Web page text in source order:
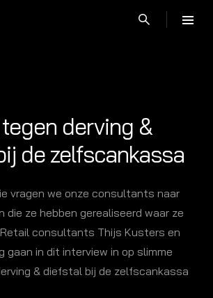
derving &
de zelfscankassa
vragen we onze consultants naar
die ze hebben gerealiseerd waar ze
consultants Thijs Kusters en
gaan in dit interview in op slimme
& diefstal bij de zelfscankassa